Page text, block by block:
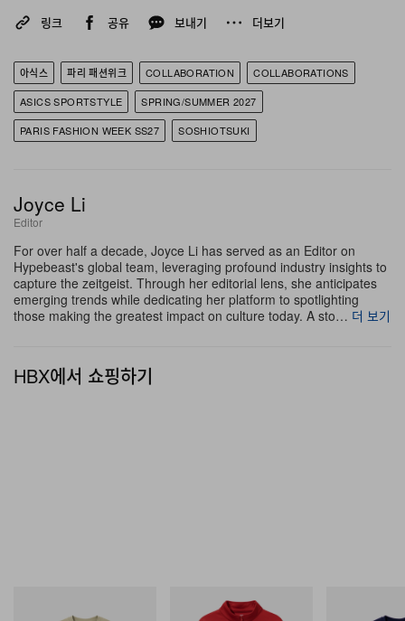
전 공정을 일본에서 소화한 이번 컬렉션은 새롭게 개발한
한 텍스타일을 병행해 사용한다. 울과 리넨은 대비를 이루
는 경·위사로 선염해 시각적 깊이를 더하고, 코튼 아이템은
세월의 물리적 흐름을 모사하기 위해 특수 가먼트 다잉과
이지, 점토를 닮은 적갈색, 햇빛에 발한 색스 블루로 구성되
어가는 소재를 연상시키는 톤을 구현한다.
이번 프레젠테이션에서는 다층적인 일본 로컬 브랜드 협업
SportStyle과의 풋웨어 파트너십을 지속하며 새롭게 선보
인 모델이 바로GEL-AXIS™ FF
정을 적용한 다층 구조의 스프레이·크랙 가공 카우하이드
링크 공유 보내기 더보기
아식스 파리 패션위크 COLLABORATION
COLLABORATIONS
ASICS SPORTSTYLE
SPRING/SUMMER 2027
PARIS FASHION WEEK SS27
SOSHIOTSUKI
Joyce Li
Editor
For over half a decade, Joyce Li has served as an Editor on
Hypebeast's global team, leveraging profound industry insights to
capture the zeitgeist. Through her editorial lens, she anticipates
emerging trends while dedicating her platform to spotlighting
those making the greatest impact on culture today. A sto… 더 보기
HBX에서 쇼핑하기
Terrain Tee
Butter Goods
Dragon Tricot Jacket
Hammer Tee